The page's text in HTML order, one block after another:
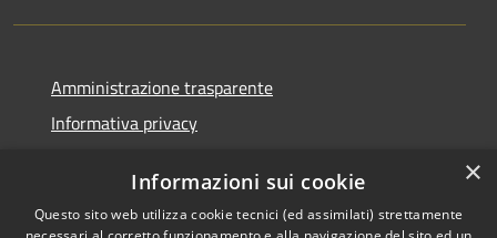
Amministrazione trasparente
Informativa privacy
Dichiarazione di accessibilità
×
Informazioni sui cookie
Questo sito web utilizza cookie tecnici (ed assimilati) strettamente